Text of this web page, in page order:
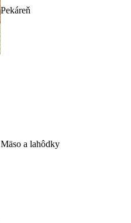
Pekáreň
Mäso a lahôdky